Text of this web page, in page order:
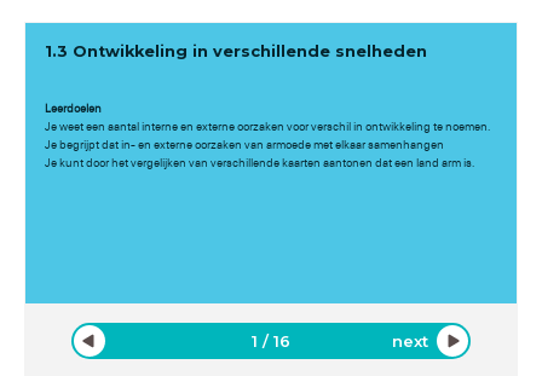
1.3 Ontwikkeling in verschillende snelheden
Leerdoelen
Je weet een aantal interne en externe oorzaken voor verschil in ontwikkeling te noemen.
Je begrijpt dat in- en externe oorzaken van armoede met elkaar samenhangen
Je kunt door het vergelijken van verschillende kaarten aantonen dat een land arm is.
1 /16 next